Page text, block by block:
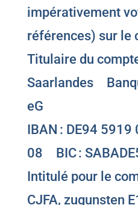
impérativement
références) sur le
Titulaire du
Saarlandes
eG
IBAN : DE94
08 BIC :
Intitulé pour le
CJFA, zugunsten